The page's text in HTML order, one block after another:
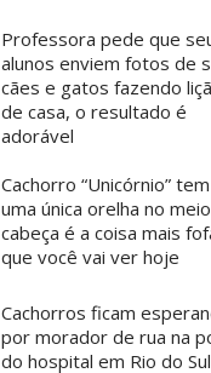
Professora pede que
alunos enviem fotos de
cães e gatos fazendo
de casa, o resultado é
adorável
Cachorro “Unicórnio” tem
uma única orelha no
cabeça é a coisa mais
que você vai ver hoje
Cachorros ficam
por morador de rua na
do hospital em Rio do Sul